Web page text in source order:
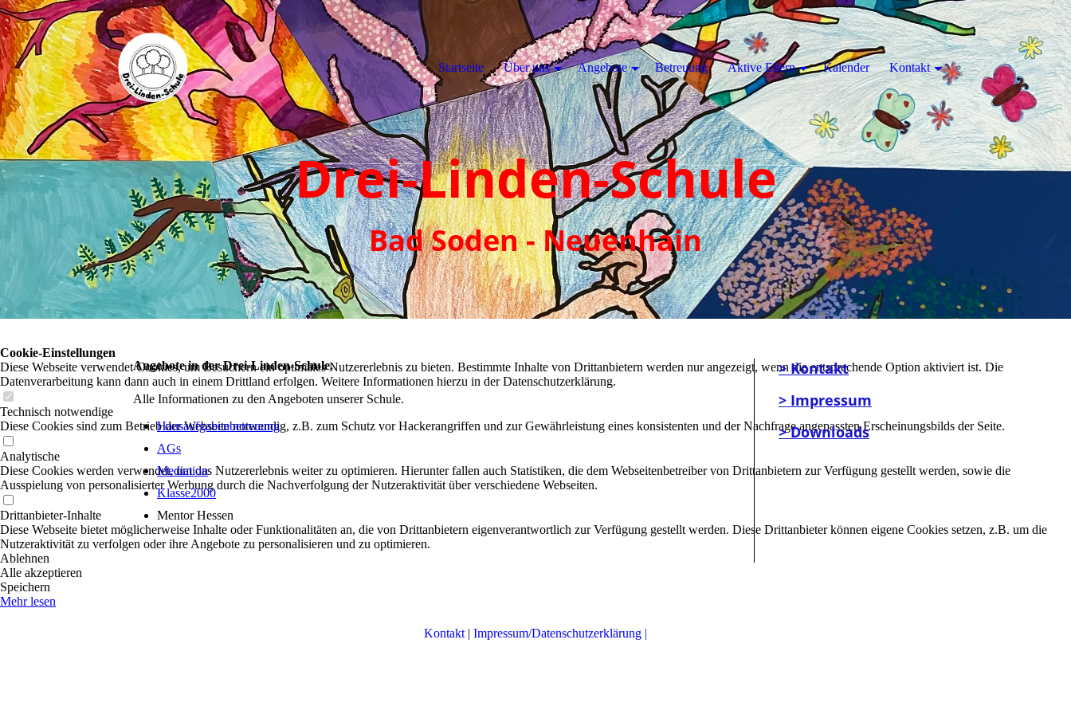
Angebote in der Drei-Linden-Schule.
Alle Informationen zu den Angeboten unserer Schule.
Hausaufgabenbetreuung
AGs
Mediation
Klasse2000
Mentor Hessen
> Kontakt
> Impressum
> Downloads
Kontakt | Impressum/Datenschutzerklärung |
Drei-Linden-Schule
Bad Soden - Neuenhain
Startseite Über uns Angebote Betreuung Aktive Eltern Kalender Kontakt
Cookie-Einstellungen
Diese Webseite verwendet Cookies, um Besuchern ein optimales Nutzererlebnis zu bieten. Bestimmte Inhalte von Drittanbietern werden nur angezeigt, wenn die entsprechende Option aktiviert ist. Die
Datenverarbeitung kann dann auch in einem Drittland erfolgen. Weitere Informationen hierzu in der Datenschutzerklärung.
Technisch notwendige
Diese Cookies sind zum Betrieb der Webseite notwendig, z.B. zum Schutz vor Hackerangriffen und zur Gewährleistung eines konsistenten und der Nachfrage angepassten Erscheinungsbilds der Seite.
Analytische
Diese Cookies werden verwendet, um das Nutzererlebnis weiter zu optimieren. Hierunter fallen auch Statistiken, die dem Webseitenbetreiber von Drittanbietern zur Verfügung gestellt werden, sowie die
Ausspielung von personalisierter Werbung durch die Nachverfolgung der Nutzeraktivität über verschiedene Webseiten.
Drittanbieter-Inhalte
Diese Webseite bietet möglicherweise Inhalte oder Funktionalitäten an, die von Drittanbietern eigenverantwortlich zur Verfügung gestellt werden. Diese Drittanbieter können eigene Cookies setzen, z.B. um die
Nutzeraktivität zu verfolgen oder ihre Angebote zu personalisieren und zu optimieren.
Ablehnen
Alle akzeptieren
Speichern
Mehr lesen